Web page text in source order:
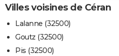
Villes voisines de Céran
Lalanne (32500)
Goutz (32500)
Pis (32500)